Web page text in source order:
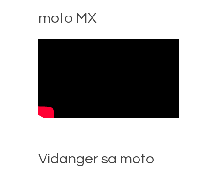
moto MX
Vidanger sa moto